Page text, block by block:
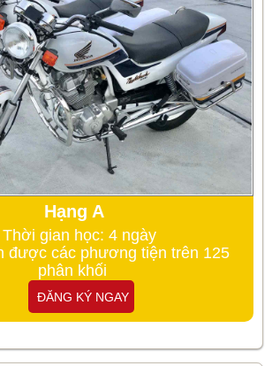
Hạng A
gian học: 4 ngày
được các phương tiện trên 125
phân khối
ĐĂNG KÝ NGAY